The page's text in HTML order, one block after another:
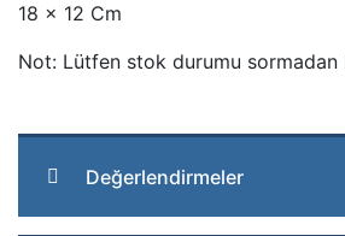
18 x 12 Cm
Not: Lütfen stok durumu sormadan
Değerlendirmeler